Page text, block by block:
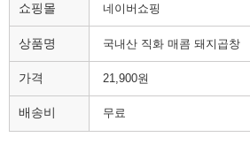
쇼핑몰 네이버쇼핑
상품명 국내산 직화 매콤 돼지곱창
가격 21,900원
배송비 무료